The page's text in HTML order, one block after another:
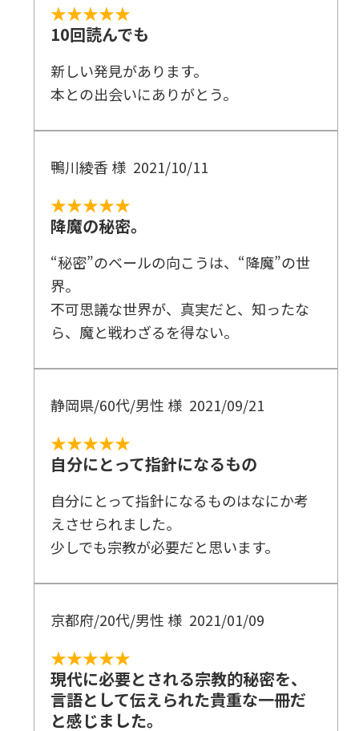
★★★★★
10回読んでも
新しい発見があります。
本との出会いにありがとう。
鴨川綾香 様 2021/10/11
★★★★★
降魔の秘密。
“秘密”のベールの向こうは、“降魔”の世
界。
不可思議な世界が、真実だと、知ったな
ら、魔と戦わざるを得ない。
静岡県/60代/男性 様 2021/09/21
★★★★★
自分にとって指針になるもの
自分にとって指針になるものはなにか考
えさせられました。
少しでも宗教が必要だと思います。
京都府/20代/男性 様 2021/01/09
★★★★★
現代に必要とされる宗教的秘密を、
言語として伝えられた貴重な一冊だ
と感じました。